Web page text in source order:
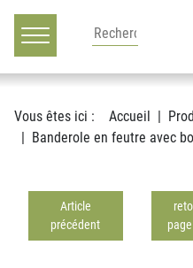
Main navigation
Voir le contenu
Vous êtes ici : Accueil
Banderole en feutre avec
Article
précédent